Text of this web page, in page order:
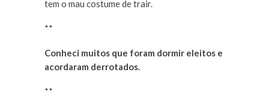
tem o mau costume de trair.
**
Conheci muitos que foram dormir eleitos e
acordaram derrotados.
**